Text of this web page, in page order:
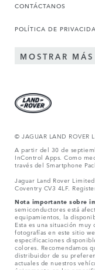
CONTÁCTANOS
POLÍTICA DE
MOSTRAR MÁS
© JAGUAR LAND ROVER
A partir del 30 de
InControl Apps. Como
través del Smartphone
Jaguar Land Rover
Coventry CV3 4LF.
Nota importante sobre
semiconductores está
equipamientos, la
Esta es una situación
fotografías en este sitio
especificaciones
colores. Recomendamos
distribuidor de su
actuales de nuestros